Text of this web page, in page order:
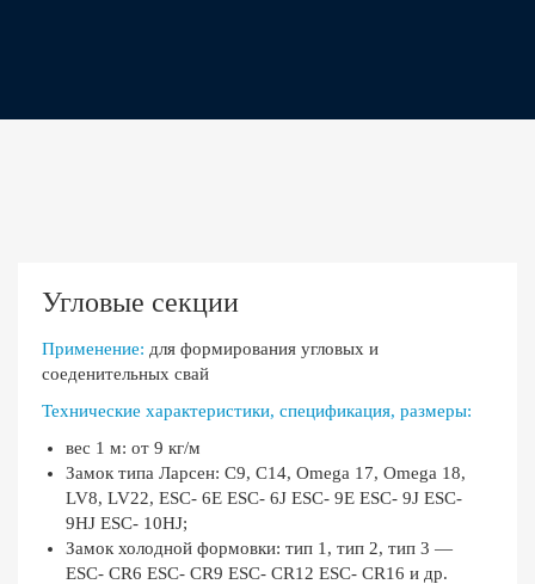
Угловые секции
Применение: для формирования угловых и
соеденительных свай
Технические характеристики, спецификация, размеры:
вес 1 м: от 9 кг/м
Замок типа Ларсен: С9, C14, Omega 17, Omega 18,
LV8, LV22, ESC- 6E ESC- 6J ESC- 9E ESC- 9J ESC-
9HJ ESC- 10HJ;
Замок холодной формовки: тип 1, тип 2, тип 3 —
ESC- CR6 ESC- CR9 ESC- CR12 ESC- CR16 и др.